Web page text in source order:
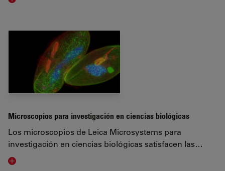
Microscopios para investigación en ciencias biológicas
Los microscopios de Leica Microsystems para
investigación en ciencias biológicas satisfacen las…
Visit related page